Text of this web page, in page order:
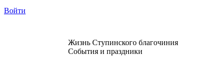
Войти
Жизнь Ступинского благочиния
События и праздники